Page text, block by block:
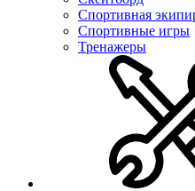
Спортивная
Спортивные игры
Тренажеры